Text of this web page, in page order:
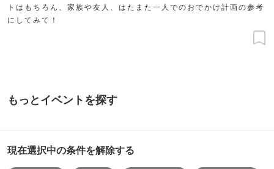
トはもちろん、家族や友人、はたまた一人でのおでかけ計画の参考
にしてみて！
もっとイベントを探す
現在選択中の条件を解除する